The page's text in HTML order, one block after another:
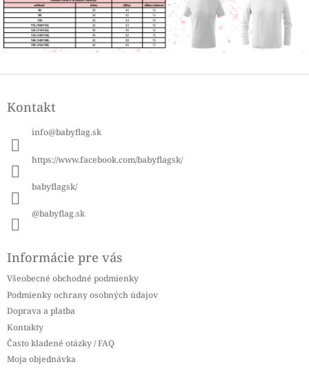
pKontakt
info@babyflag.sk
https://www.facebook.com/babyflagsk/
babyflagsk/
@babyflag.sk
Informácie pre vás
Všeobecné obchodné podmienky
Podmienky ochrany osobných údajov
Doprava a platba
Kontakty
Často kladené otázky / FAQ
Moja objednávka